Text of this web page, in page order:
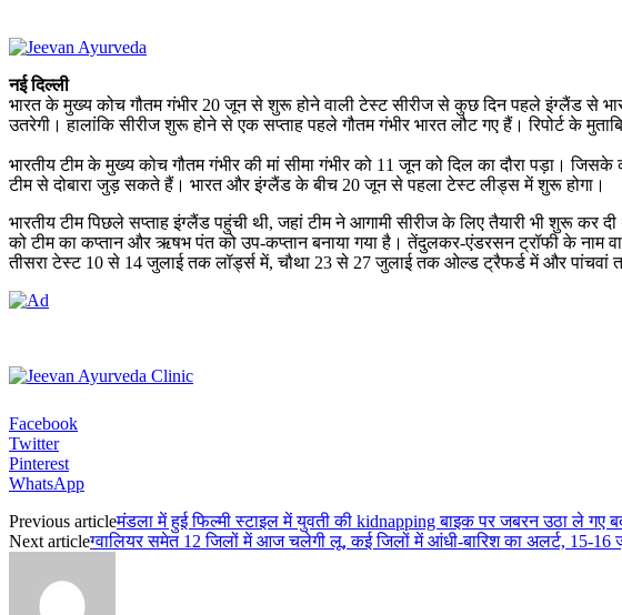
नई दिल्ली
भारत के मुख्य कोच गौतम गंभीर 20 जून से शुरू होने वाली टेस्ट सीरीज से कुछ दिन पहले इंग्लैंड से
उतरेगी। हालांकि सीरीज शुरू होने से एक सप्ताह पहले गौतम गंभीर भारत लौट गए हैं। रिपोर्ट के
भारतीय टीम के मुख्य कोच गौतम गंभीर की मां सीमा गंभीर को 11 जून को दिल का दौरा पड़ा।
टीम से दोबारा जुड़ सकते हैं। भारत और इंग्लैंड के बीच 20 जून से पहला टेस्ट लीड्स में शुरू होगा।
भारतीय टीम पिछले सप्ताह इंग्लैंड पहुंची थी, जहां टीम ने आगामी सीरीज के लिए तैयारी भी शुरू
को टीम का कप्तान और ऋषभ पंत को उप-कप्तान बनाया गया है। तेंदुलकर-एंडरसन ट्रॉफी के नाम
तीसरा टेस्ट 10 से 14 जुलाई तक लॉर्ड्स में, चौथा 23 से 27 जुलाई तक ओल्ड ट्रैफर्ड में और
Facebook
Twitter
Pinterest
WhatsApp
Previous articleमंडला में हुई फिल्मी स्टाइल में युवती की kidnapping बाइक पर जबरन उठा ले गए
Next articleग्वालियर समेत 12 जिलों में आज चलेगी लू, कई जिलों में आंधी-बारिश का अलर्ट, 15-16